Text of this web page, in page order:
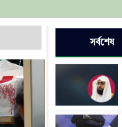
সর্বশেষ